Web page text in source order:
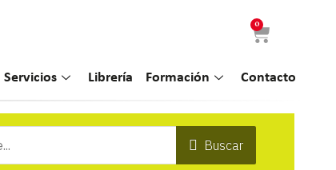
0
Servicios Librería Formación Contacto
Buscar